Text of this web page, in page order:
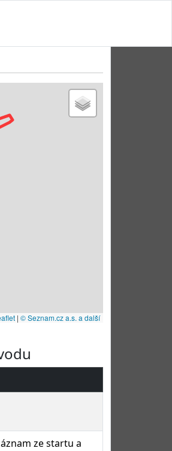
| © Seznam.cz a.s. a další
ze startu a